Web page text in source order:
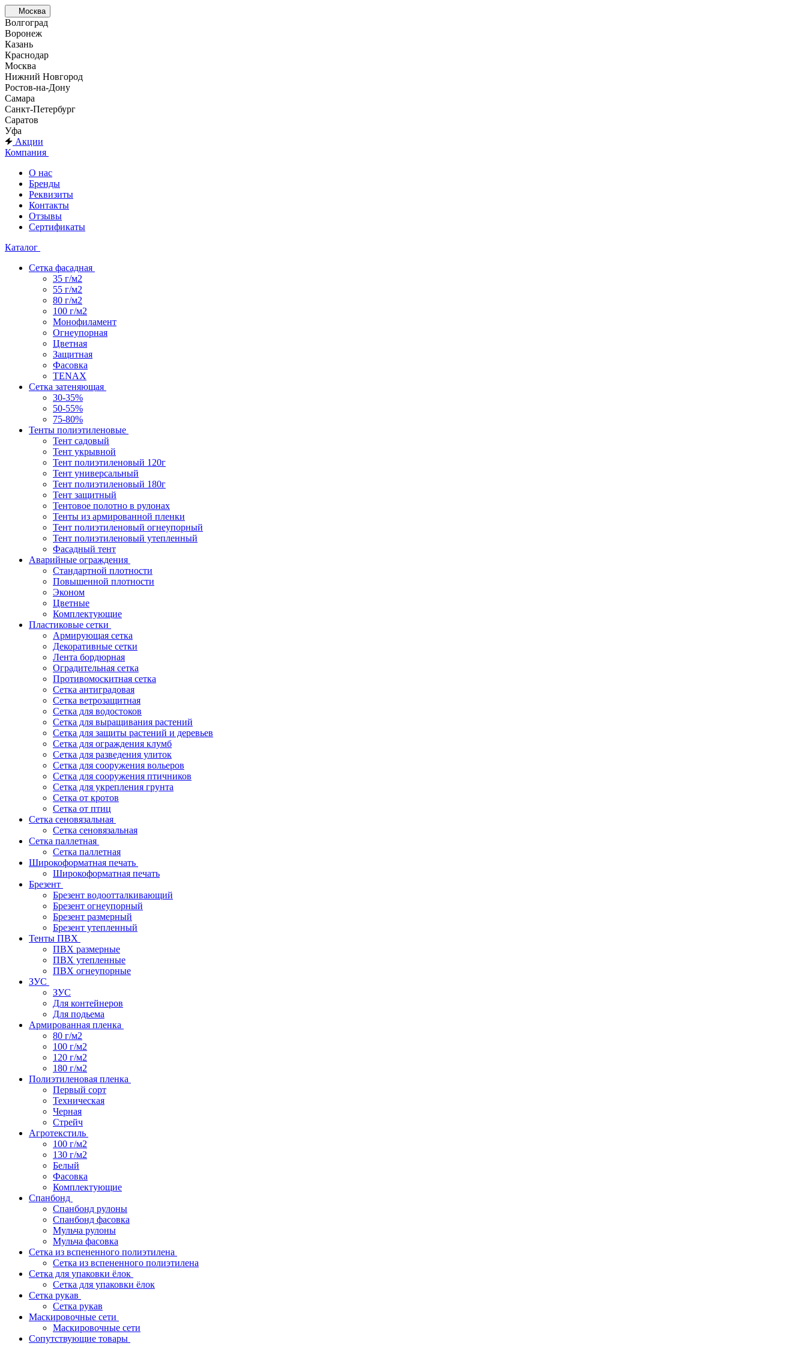
Москва
Волгоград
Воронеж
Казань
Краснодар
Москва
Нижний Новгород
Ростов-на-Дону
Самара
Санкт-Петербург
Саратов
Уфа
Акции
Компания
О нас
Бренды
Реквизиты
Контакты
Отзывы
Сертификаты
Каталог
Сетка фасадная
35 г/м2
55 г/м2
80 г/м2
100 г/м2
Монофиламент
Огнеупорная
Цветная
Защитная
Фасовка
TENAX
Сетка затеняющая
30-35%
50-55%
75-80%
Тенты полиэтиленовые
Тент садовый
Тент укрывной
Тент полиэтиленовый 120г
Тент универсальный
Тент полиэтиленовый 180г
Тент защитный
Тентовое полотно в рулонах
Тенты из армированной пленки
Тент полиэтиленовый огнеупорный
Тент полиэтиленовый утепленный
Фасадный тент
Аварийные ограждения
Стандартной плотности
Повышенной плотности
Эконом
Цветные
Комплектующие
Пластиковые сетки
Армирующая сетка
Декоративные сетки
Лента бордюрная
Оградительная сетка
Противомоскитная сетка
Сетка антиградовая
Сетка ветрозащитная
Сетка для водостоков
Сетка для выращивания растений
Сетка для защиты растений и деревьев
Сетка для ограждения клумб
Сетка для разведения улиток
Сетка для сооружения вольеров
Сетка для сооружения птичников
Сетка для укрепления грунта
Сетка от кротов
Сетка от птиц
Сетка сеновязальная
Сетка сеновязальная
Сетка паллетная
Сетка паллетная
Широкоформатная печать
Широкоформатная печать
Брезент
Брезент водоотталкивающий
Брезент огнеупорный
Брезент размерный
Брезент утепленный
Тенты ПВХ
ПВХ размерные
ПВХ утепленные
ПВХ огнеупорные
ЗУС
ЗУС
Для контейнеров
Для подьема
Армированная пленка
80 г/м2
100 г/м2
120 г/м2
180 г/м2
Полиэтиленовая пленка
Первый сорт
Техническая
Черная
Стрейч
Агротекстиль
100 г/м2
130 г/м2
Белый
Фасовка
Комплектующие
Спанбонд
Спанбонд рулоны
Спанбонд фасовка
Мульча рулоны
Мульча фасовка
Сетка из вспененного полиэтилена
Сетка из вспененного полиэтилена
Сетка для упаковки ёлок
Сетка для упаковки ёлок
Сетка рукав
Сетка рукав
Маскировочные сети
Маскировочные сети
Сопутствующие товары